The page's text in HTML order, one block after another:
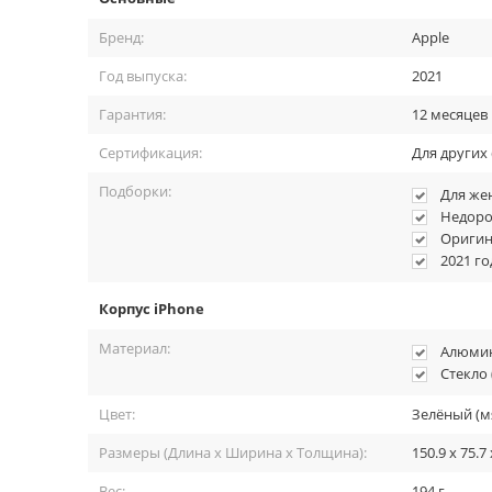
Не останетесь без
Село солнце? Не проблема. Включайте ночной режим и
режима при низкой освещённости. Вам не понадобится
Бренд:
Apple
Год выпуска:
2021
Гарантия:
12 месяцев
Сертификация:
Для других
Подборки:
Для
2021
Корпус iPhone
Материал:
Цвет:
Зелёный
Размеры (Длина x Ширина x Толщина):
150.9 x